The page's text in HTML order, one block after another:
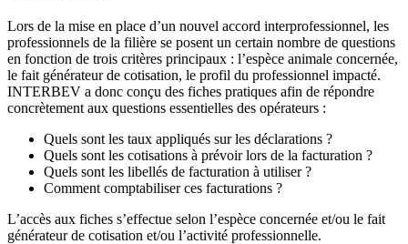
Lors de la mise en place d’un nouvel accord interprofessionnel, les
professionnels de la filière se posent un certain nombre de questions
en fonction de trois critères principaux : l’espèce animale concernée,
le fait générateur de cotisation, le profil du professionnel impacté.
INTERBEV a donc conçu des fiches pratiques afin de répondre
concrètement aux questions essentielles des opérateurs :
Quels sont les taux appliqués sur les déclarations ?
Quels sont les cotisations à prévoir lors de la facturation ?
Quels sont les libellés de facturation à utiliser ?
Comment comptabiliser ces facturations ?
L’accès aux fiches s’effectue selon l’espèce concernée et/ou le fait
générateur de cotisation et/ou l’activité professionnelle.